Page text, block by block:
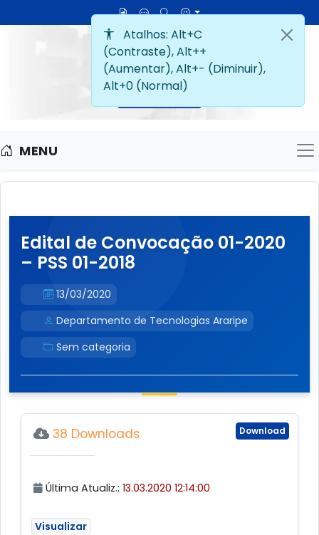
MENU
Edital de Convocação 01-2020
– PSS 01-2018
13/03/2020
Departamento de Tecnologias Araripe
Sem categoria
Download
38 Downloads
Última Atualiz.: 13.03.2020 12:14:00
Visualizar